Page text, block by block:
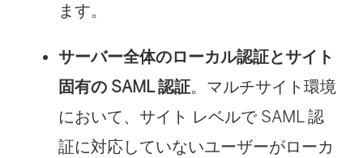
ます。
サーバー全体のローカル認証とサイト
固有の SAML 認証。マルチサイト環境
において、サイト レベルで SAML 認
証に対応していないユーザーがローカ